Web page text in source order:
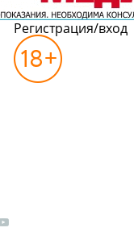
Регистрация/вход